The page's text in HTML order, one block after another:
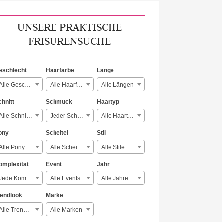
UNSERE PRAKTISCHE
FRISURENSUCHE
Alle Geschlechter
Haarfarbe
Alle Haarfarben
Länge
Alle Längen
Alle Schnitte
Schmuck
Jeder Schmuck
Haartyp
Alle Haartypen
Alle Ponyarten
Scheitel
Alle Scheitelarten
Stil
Alle Stile
Jede Komplexität
Event
Alle Events
Jahr
Alle Jahre
Alle Trendlooks
Marke
Alle Marken